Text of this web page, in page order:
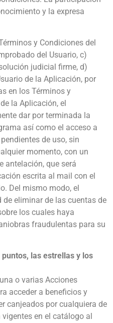
y la expresa
y Condiciones del
del Usuario, c)
judicial firme, d)
de la Aplicación, por
en los Términos y
la Aplicación, el
dar por terminada la
así como el acceso a
de uso, sin
momento, con un
antelación, que será
escrita al mail con el
Del mismo modo, el
eliminar de las cuentas de
los cuales haya
fraudulentas para su
puntos, las estrellas y los
o varias Acciones
acceder a beneficios y
canjeados por cualquiera de
en el catálogo al